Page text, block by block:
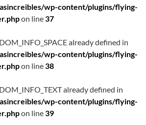
wp-content/plugins/flying-
on line37
already defined in
wp-content/plugins/flying-
on line38
already defined in
wp-content/plugins/flying-
on line39